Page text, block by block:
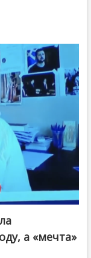
а «мечта»